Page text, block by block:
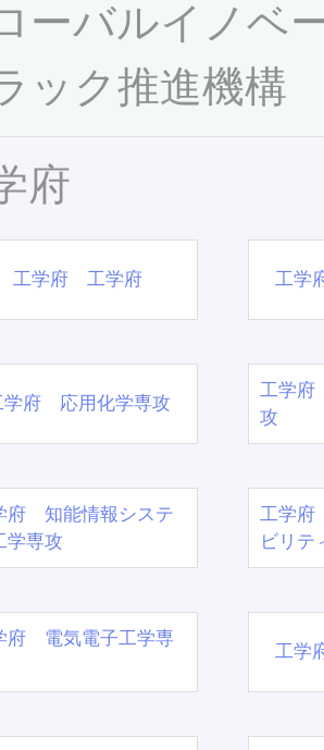
ーバルイノベ
ック推進機構
府
工学府 工学府 工学
学府 応用化学専攻
工学府
攻
府 知能情報システ
学専攻
工学府
ビリテ
府 電気電子工学専
工学